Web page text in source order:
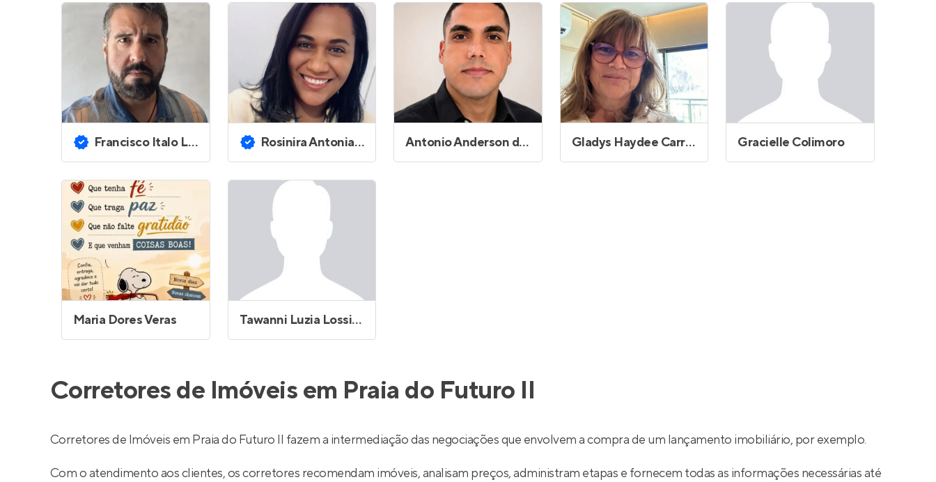
Entrar no Apto
Francisco Italo Lopes de Moura Rosinira Antonia Correia Antonio Anderson dos Santos Fernandes Gladys Haydee Carrero Gracielle Colimoro
Maria Dores Veras Tawanni Luzia Lossio de Souza
Corretores de Imóveis em Praia do Futuro II
Corretores de Imóveis em Praia do Futuro II fazem a intermediação das negociações que envolvem a compra de um lançamento imobiliário, por exemplo.
Com o atendimento aos clientes, os corretores recomendam imóveis, analisam preços, administram etapas e fornecem todas as informações necessárias até